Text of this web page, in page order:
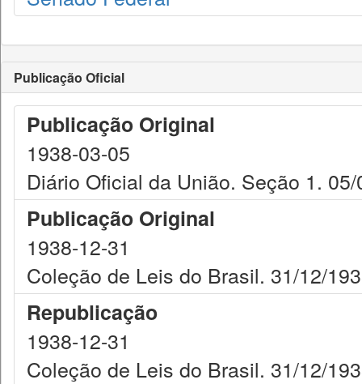
Publicação Oficial
Publicação Original
1938-03-05
Diário Oficial da União. Seção 1.
Publicação Original
1938-12-31
Coleção de Leis do Brasil. 31/12/
Republicação
1938-12-31
Coleção de Leis do Brasil. 31/12/